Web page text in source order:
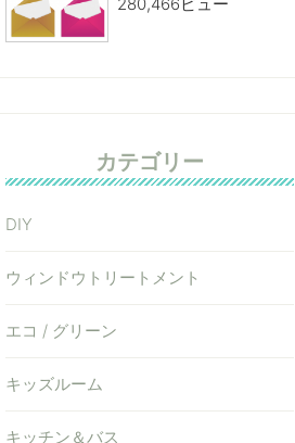
カテゴリー
DIY
ウィンドウトリートメント
エコ / グリーン
キッズルーム
キッチン＆バス